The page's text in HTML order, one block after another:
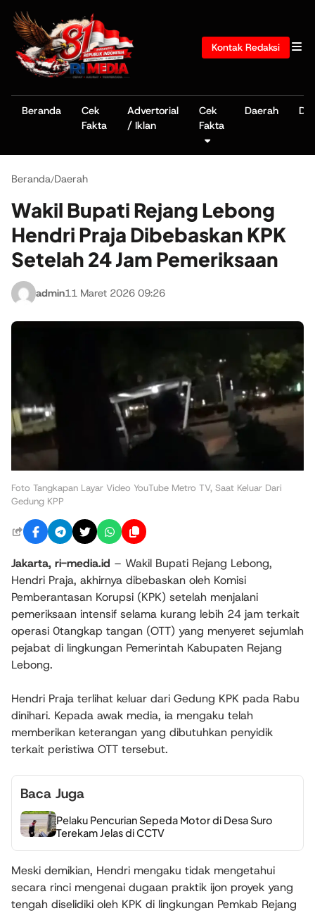
Kontak Redaksi
Beranda
Cek
Fakta
Advertorial
/ Iklan
Cek
Fakta
Daerah
Beranda/Daerah
Wakil Bupati Rejang Lebong
Hendri Praja Dibebaskan KPK
Setelah 24 Jam Pemeriksaan
admin11 Maret 2026 09:26
Foto Tangkapan Layar Video YouTube Metro TV, Saat Keluar Dari
Gedung KPP
Jakarta, ri-media.id – Wakil Bupati Rejang Lebong,
Hendri Praja, akhirnya dibebaskan oleh Komisi
Pemberantasan Korupsi (KPK) setelah menjalani
pemeriksaan intensif selama kurang lebih 24 jam terkait
operasi 0tangkap tangan (OTT) yang menyeret sejumlah
pejabat di lingkungan Pemerintah Kabupaten Rejang
Lebong.
Hendri Praja terlihat keluar dari Gedung KPK pada Rabu
dinihari. Kepada awak media, ia mengaku telah
memberikan keterangan yang dibutuhkan penyidik
terkait peristiwa OTT tersebut.
Baca Juga
Pelaku Pencurian Sepeda Motor di Desa Suro
Terekam Jelas di CCTV
Meski demikian, Hendri mengaku tidak mengetahui
secara rinci mengenai dugaan praktik ijon proyek yang
tengah diselidiki oleh KPK di lingkungan Pemkab Rejang